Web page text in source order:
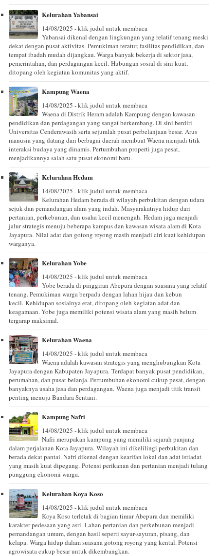
Kelurahan Yabansai
14/08/2025 - klik judul untuk membaca
Yabansai dikenal dengan lingkungan yang relatif tenang meski
dekat dengan pusat aktivitas. Pemukiman teratur, fasilitas pendidikan, dan
tempat ibadah mudah dijangkau. Warga banyak bekerja di sektor jasa,
pemerintahan, dan perdagangan kecil. Hubungan sosial di sini kuat,
ditopang oleh kegiatan komunitas yang aktif.
Kampung Waena
14/08/2025 - klik judul untuk membaca
Waena di Distrik Heram adalah Kampung dengan kawasan
pendidikan dan perdagangan yang sangat berkembang. Di sini berdiri
Universitas Cenderawasih serta sejumlah pusat perbelanjaan besar. Arus
manusia yang datang dari berbagai daerah membuat Waena menjadi titik
interaksi budaya yang dinamis. Pertumbuhan properti juga pesat,
menjadikannya salah satu pusat ekonomi baru.
Kelurahan Hedam
14/08/2025 - klik judul untuk membaca
Kelurahan Hedam berada di wilayah perbukitan dengan udara
sejuk dan pemandangan alam yang indah. Masyarakatnya hidup dari
pertanian, perkebunan, dan usaha kecil menengah. Hedam juga menjadi
jalur strategis menuju beberapa kampus dan kawasan wisata alam di Kota
Jayapura. Nilai adat dan gotong royong masih menjadi ciri kuat kehidupan
warganya.
Kelurahan Yobe
14/08/2025 - klik judul untuk membaca
Yobe berada di pinggiran Abepura dengan suasana yang relatif
tenang. Pemukiman warga berpadu dengan lahan hijau dan kebun
kecil. Kehidupan sosialnya erat, ditopang oleh kegiatan adat dan
keagamaan. Yobe juga memiliki potensi wisata alam yang masih belum
tergarap maksimal.
Kelurahan Waena
14/08/2025 - klik judul untuk membaca
Waena adalah kawasan strategis yang menghubungkan Kota
Jayapura dengan Kabupaten Jayapura. Terdapat banyak pusat pendidikan,
perumahan, dan pusat belanja. Pertumbuhan ekonomi cukup pesat, dengan
banyaknya usaha jasa dan perdagangan. Waena juga menjadi titik transit
penting menuju Bandara Sentani.
Kampung Nafri
14/08/2025 - klik judul untuk membaca
Nafri merupakan kampung yang memiliki sejarah panjang
dalam perjalanan Kota Jayapura. Wilayah ini dikelilingi perbukitan dan
berada dekat pantai. Nafri dikenal dengan kearifan lokal dan adat istiadat
yang masih kuat dipegang. Potensi perikanan dan pertanian menjadi tulang
punggung ekonomi warga.
Kelurahan Koya Koso
14/08/2025 - klik judul untuk membaca
Koya Koso terletak di bagian timur Abepura dan memiliki
karakter pedesaan yang asri. Lahan pertanian dan perkebunan menjadi
pemandangan umum, dengan hasil seperti sayur-sayuran, pisang, dan
kelapa. Warga hidup dalam suasana gotong royong yang kental. Potensi
agrowisata cukup besar untuk dikembangkan.